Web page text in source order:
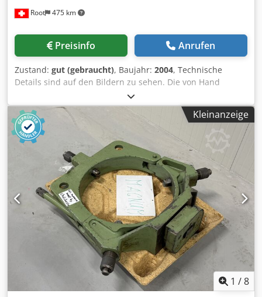
Root 475 km
Preisinfo Anrufen
Zustand: gut (gebraucht), Baujahr: 2004, Technische
Details sind auf den Bildern zu sehen. Die von Hand
gezeigten Teile sind nicht im Lieferumfang enthalten.
Dsdpsww Haxefx Adrskr
Kleinanzeige
1 /8